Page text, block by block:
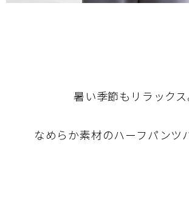
暑い季節もリラックス
なめらか素材のハーフパンツ